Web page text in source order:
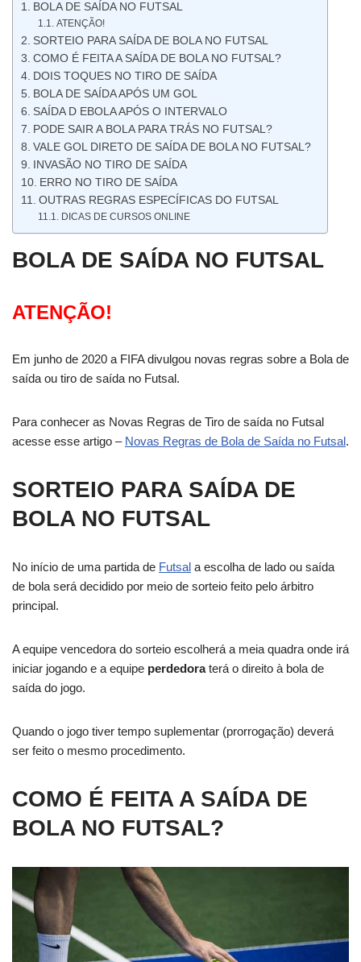
BOLA DE SAÍDA NO FUTSAL
ATENÇÃO!
SORTEIO PARA SAÍDA DE BOLA NO FUTSAL
COMO É FEITA A SAÍDA DE BOLA NO FUTSAL?
DOIS TOQUES NO TIRO DE SAÍDA
BOLA DE SAÍDA APÓS UM GOL
SAÍDA D EBOLA APÓS O INTERVALO
PODE SAIR A BOLA PARA TRÁS NO FUTSAL?
VALE GOL DIRETO DE SAÍDA DE BOLA NO FUTSAL?
INVASÃO NO TIRO DE SAÍDA
ERRO NO TIRO DE SAÍDA
OUTRAS REGRAS ESPECÍFICAS DO FUTSAL
DICAS DE CURSOS ONLINE
BOLA DE SAÍDA NO FUTSAL
ATENÇÃO!
Em junho de 2020 a FIFA divulgou novas regras sobre a Bola de
saída ou tiro de saída no Futsal.
Para conhecer as Novas Regras de Tiro de saída no Futsal
acesse esse artigo – Novas Regras de Bola de Saída no Futsal.
SORTEIO PARA SAÍDA DE
BOLA NO FUTSAL
No início de uma partida de Futsal a escolha de lado ou saída
de bola será decidido por meio de sorteio feito pelo árbitro
principal.
A equipe vencedora do sorteio escolherá a meia quadra onde irá
iniciar jogando e a equipe perdedoraterá o direito à bola de
saída do jogo.
Quando o jogo tiver tempo suplementar (prorrogação) deverá
ser feito o mesmo procedimento.
COMO É FEITA A SAÍDA DE
BOLA NO FUTSAL?